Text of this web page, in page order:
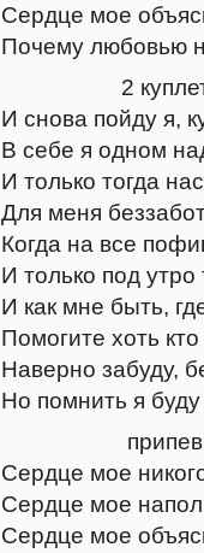
Сердце мое
Почему любовью
2
И снова пойду я,
В себе я одном
И только тогда
Для меня
Когда на все
И только под
И как мне быть,
Помогите хоть
Наверно забуду,
Но помнить я
припев
Сердце мое
Сердце мое
Сердце мое